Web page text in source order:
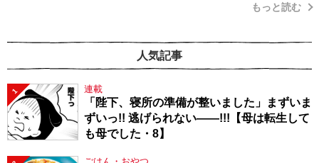
もっと読む
人気記事
1 連載
「陛下、寝所の準備が整いました」まずいま
ずいっ!! 逃げられない――!!!【母は転生して
も母でした・8】